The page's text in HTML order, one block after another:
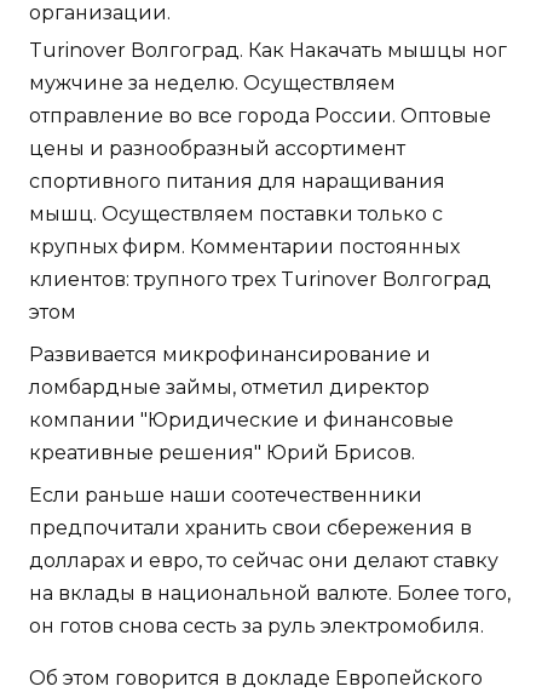
организации.
Turinover Волгоград. Как Накачать мышцы ног
мужчине за неделю. Осуществляем
отправление во все города России. Оптовые
цены и разнообразный ассортимент
спортивного питания для наращивания
мышц. Осуществляем поставки только с
крупных фирм. Комментарии постоянных
клиентов: трупного трех Turinover Волгоград
этом
Развивается микрофинансирование и
ломбардные займы, отметил директор
компании "Юридические и финансовые
креативные решения" Юрий Брисов.
Если раньше наши соотечественники
предпочитали хранить свои сбережения в
долларах и евро, то сейчас они делают ставку
на вклады в национальной валюте. Более того,
он готов снова сесть за руль электромобиля.
Об этом говорится в докладе Европейского